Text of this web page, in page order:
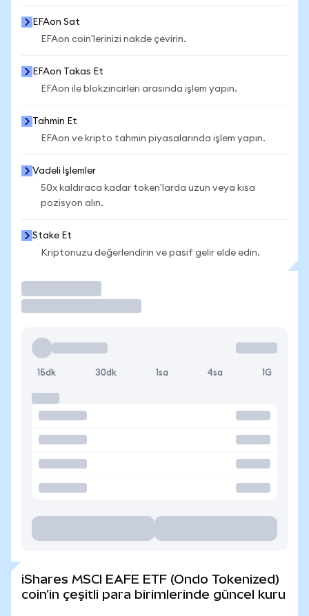
EFAon Sat
EFAon coin'lerinizi nakde çevirin.
EFAon Takas Et
EFAon ile blokzincirleri arasında işlem yapın.
Tahmin Et
EFAon ve kripto tahmin piyasalarında işlem yapın.
Vadeli İşlemler
50x kaldıraca kadar token'larda uzun veya kısa
pozisyon alın.
Stake Et
Kriptonuzu değerlendirin ve pasif gelir elde edin.
15dk 30dk 1sa 4sa 1G
iShares MSCI EAFE ETF (Ondo Tokenized)
coin'in çeşitli para birimlerinde güncel kuru